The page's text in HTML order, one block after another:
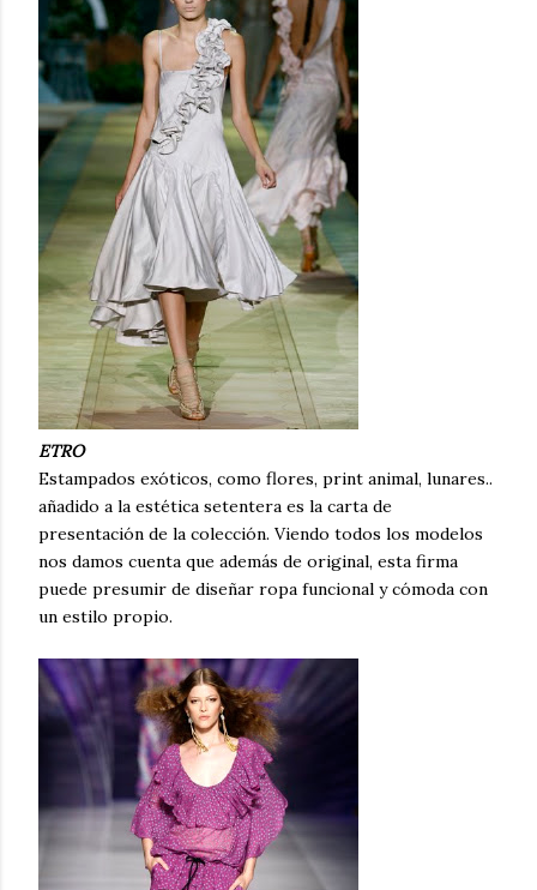
ETRO
Estampados exóticos, como flores, print animal, lunares..
añadido a la estética setentera es la carta de
presentación de la colección. Viendo todos los modelos
nos damos cuenta que además de original, esta firma
puede presumir de diseñar ropa funcional y cómoda con
un estilo propio.